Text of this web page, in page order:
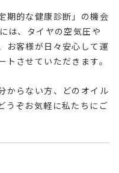
期的な健康診断」の機会
は、タイヤの空気圧や
お客様が日々安心して運
させていただきます。
からない方、どのオイル
うぞお気軽に私たちにご